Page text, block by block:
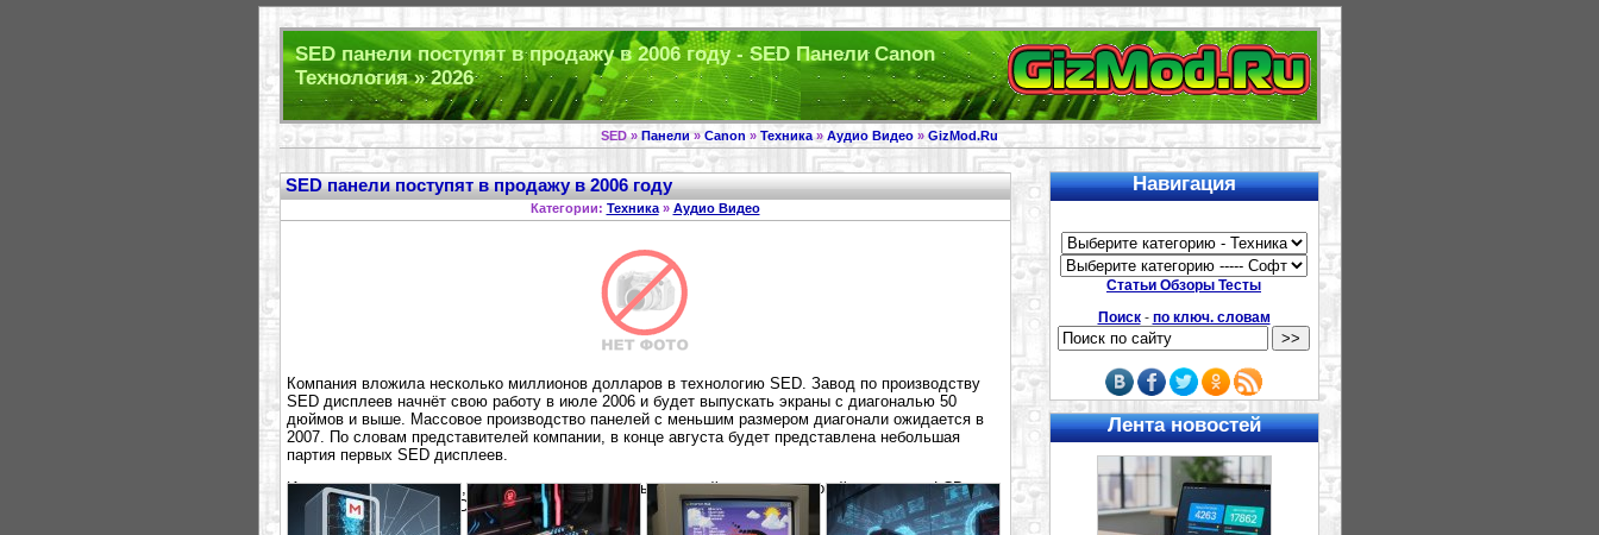
SED панели поступят в продажу в 2006 году - SED Панели Canon
Технология » 2026
SED » Панели» Canon » Техника» Аудио Видео » GizMod.Ru
SED панели поступят в продажу в 2006 году
Категории: Техника» Аудио Видео
Компания вложила несколько миллионов долларов в технологию SED. Завод по производству
SED дисплеев начнёт свою работу в июле 2006 и будет выпускать экраны с диагональю 50
дюймов и выше. Массовое производство панелей с меньшим размером диагонали ожидается в
2007. По словам представителей компании, в конце августа будет представлена небольшая
партия первых SED дисплеев.
Интересно будет узнать, кто же останется в живых в новой гонке технологий – старичок LCD,
долго стартующий OLED или SED?
Навигация
Статьи Обзоры Тесты
Поиск- по ключ. словам
Лента новостей